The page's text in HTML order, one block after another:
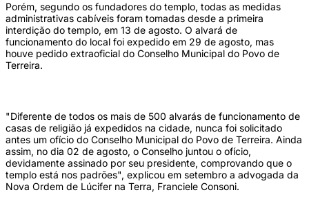
Porém, segundo os fundadores do templo, todas as medidas
administrativas cabíveis foram tomadas desde a primeira
interdição do templo, em 13 de agosto. O alvará de
funcionamento do local foi expedido em 29 de agosto, mas
houve pedido extraoficial do Conselho Municipal do Povo de
Terreira.
"Diferente de todos os mais de 500 alvarás de funcionamento de
casas de religião já expedidos na cidade, nunca foi solicitado
antes um ofício do Conselho Municipal do Povo de Terreira. Ainda
assim, no dia 02 de agosto, o Conselho juntou o ofício,
devidamente assinado por seu presidente, comprovando que o
templo está nos padrões", explicou em setembro a advogada da
Nova Ordem de Lúcifer na Terra, Franciele Consoni.